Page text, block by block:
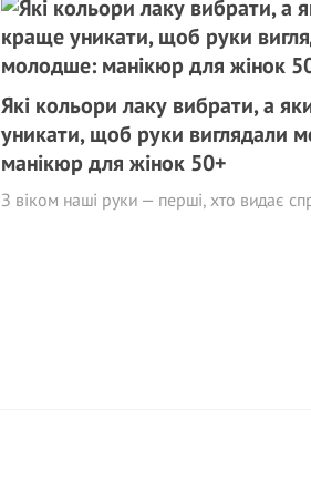
Які кольори лаку вибрати, а
уникати, щоб руки виглядали
манікюр для жінок 50+
З віком наші руки — перші, хто видає